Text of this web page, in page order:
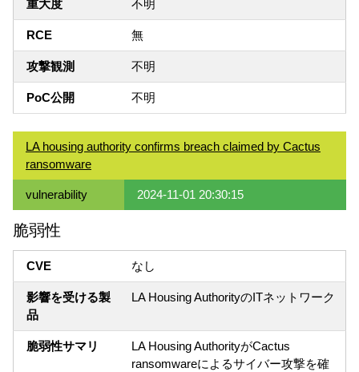
重大度 不明
RCE 無
攻撃観測 不明
PoC公開 不明
LA housing authority confirms breach claimed by Cactus
ransomware
vulnerability 2024-11-01 20:30:15
脆弱性
CVE なし
影響を受ける製
品
LA Housing AuthorityのITネットワーク
脆弱性サマリ
LA Housing AuthorityがCactus
ransomwareによるサイバー攻撃を確